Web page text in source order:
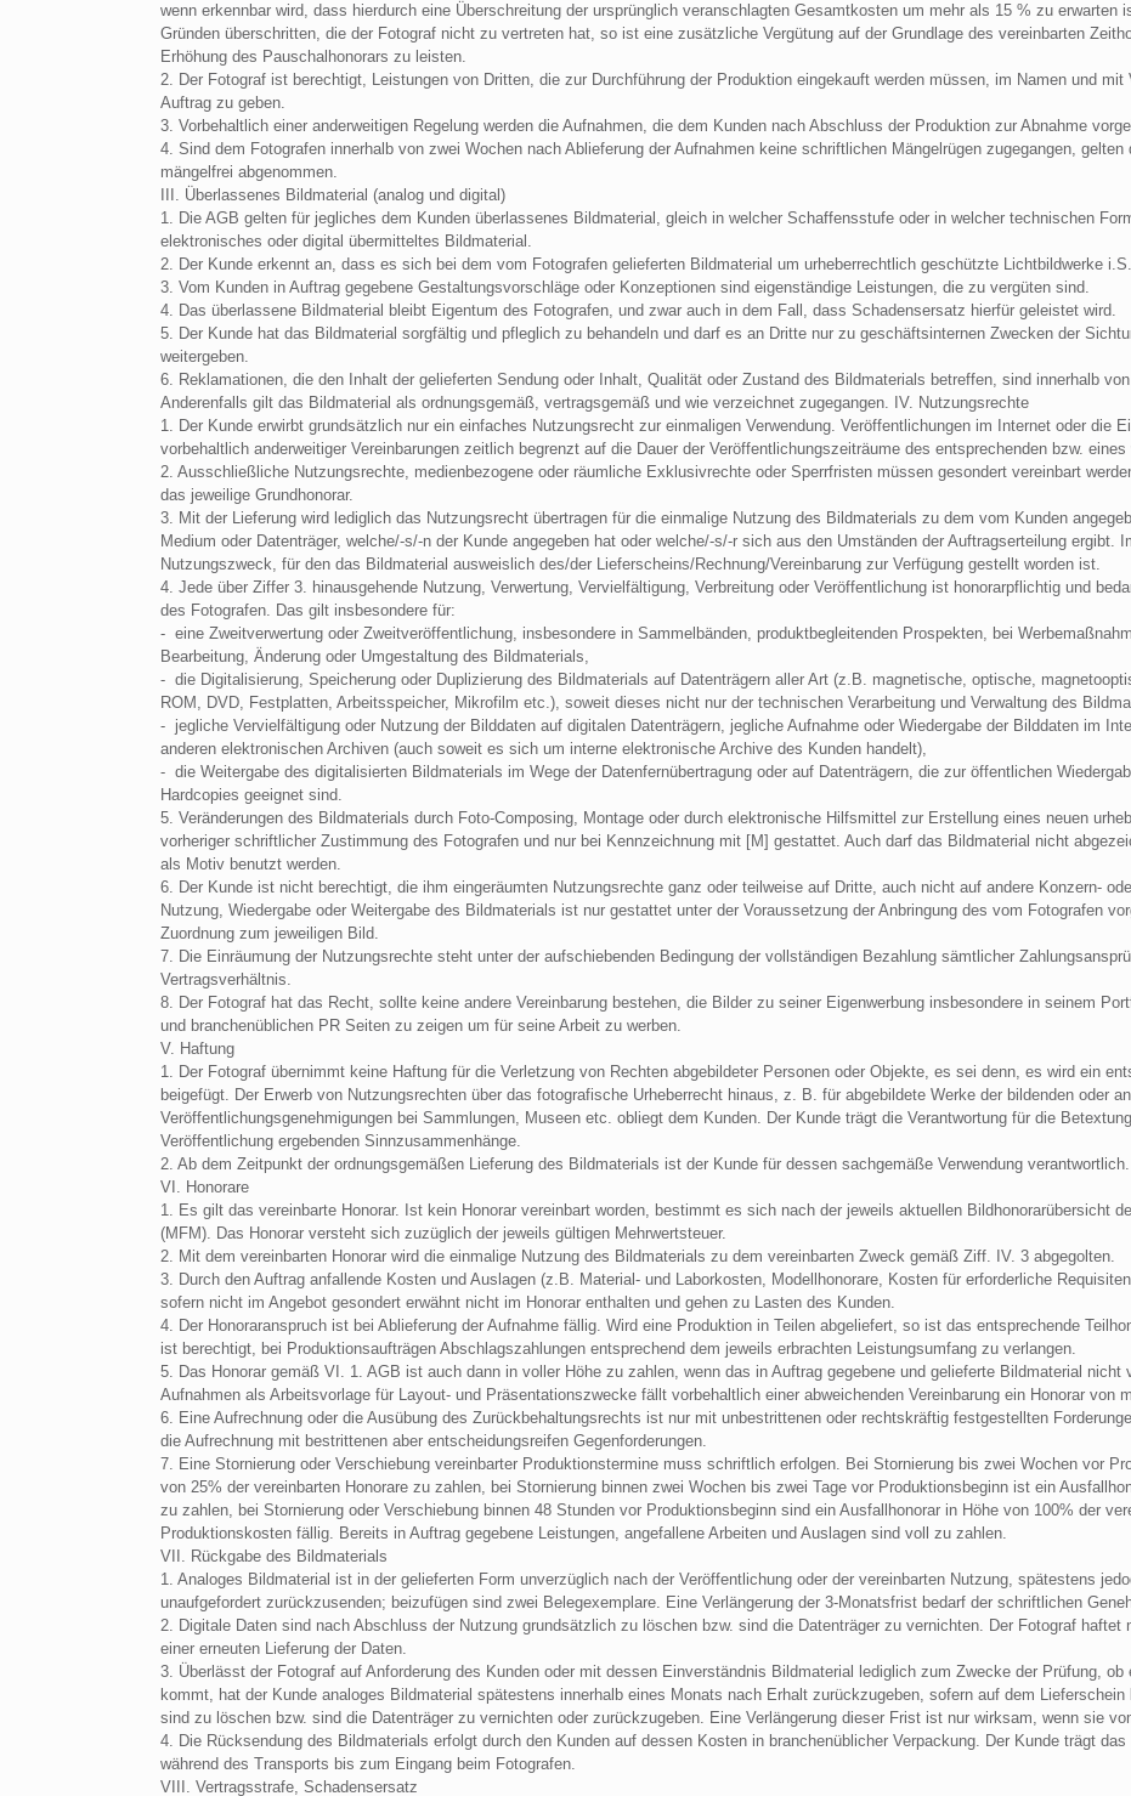
wenn erkennbar wird, dass hierdurch eine Überschreitung der ursprünglich veranschlagten Gesamtkosten um mehr als 15 % zu erwarten
Gründen überschritten, die der Fotograf nicht zu vertreten hat, so ist eine zusätzliche Vergütung auf der Grundlage des vereinbarten
Erhöhung des Pauschalhonorars zu leisten.
2. Der Fotograf ist berechtigt, Leistungen von Dritten, die zur Durchführung der Produktion eingekauft werden müssen, im Namen und
Auftrag zu geben.
3. Vorbehaltlich einer anderweitigen Regelung werden die Aufnahmen, die dem Kunden nach Abschluss der Produktion zur Abnahme
4. Sind dem Fotografen innerhalb von zwei Wochen nach Ablieferung der Aufnahmen keine schriftlichen Mängelrügen zugegangen,
mängelfrei abgenommen.
III. Überlassenes Bildmaterial (analog und digital)
1. Die AGB gelten für jegliches dem Kunden überlassenes Bildmaterial, gleich in welcher Schaffensstufe oder in welcher technischen
elektronisches oder digital übermitteltes Bildmaterial.
2. Der Kunde erkennt an, dass es sich bei dem vom Fotografen gelieferten Bildmaterial um urheberrechtlich geschützte Lichtbildwerke
3. Vom Kunden in Auftrag gegebene Gestaltungsvorschläge oder Konzeptionen sind eigenständige Leistungen, die zu vergüten sind.
4. Das überlassene Bildmaterial bleibt Eigentum des Fotografen, und zwar auch in dem Fall, dass Schadensersatz hierfür geleistet wird.
5. Der Kunde hat das Bildmaterial sorgfältig und pfleglich zu behandeln und darf es an Dritte nur zu geschäftsinternen Zwecken der
weitergeben.
6. Reklamationen, die den Inhalt der gelieferten Sendung oder Inhalt, Qualität oder Zustand des Bildmaterials betreffen, sind innerhalb
Anderenfalls gilt das Bildmaterial als ordnungsgemäß, vertragsgemäß und wie verzeichnet zugegangen. IV. Nutzungsrechte
1. Der Kunde erwirbt grundsätzlich nur ein einfaches Nutzungsrecht zur einmaligen Verwendung. Veröffentlichungen im Internet oder die
vorbehaltlich anderweitiger Vereinbarungen zeitlich begrenzt auf die Dauer der Veröffentlichungszeiträume des entsprechenden bzw.
2. Ausschließliche Nutzungsrechte, medienbezogene oder räumliche Exklusivrechte oder Sperrfristen müssen gesondert vereinbart
das jeweilige Grundhonorar.
3. Mit der Lieferung wird lediglich das Nutzungsrecht übertragen für die einmalige Nutzung des Bildmaterials zu dem vom Kunden
Medium oder Datenträger, welche/-s/-n der Kunde angegeben hat oder welche/-s/-r sich aus den Umständen der Auftragserteilung ergibt.
Nutzungszweck, für den das Bildmaterial ausweislich des/der Lieferscheins/Rechnung/Vereinbarung zur Verfügung gestellt worden ist.
4. Jede über Ziffer 3. hinausgehende Nutzung, Verwertung, Vervielfältigung, Verbreitung oder Veröffentlichung ist honorarpflichtig und
des Fotografen. Das gilt insbesondere für:
- eine Zweitverwertung oder Zweitveröffentlichung, insbesondere in Sammelbänden, produktbegleitenden Prospekten, bei
Bearbeitung, Änderung oder Umgestaltung des Bildmaterials,
- die Digitalisierung, Speicherung oder Duplizierung des Bildmaterials auf Datenträgern aller Art (z.B. magnetische, optische,
ROM, DVD, Festplatten, Arbeitsspeicher, Mikrofilm etc.), soweit dieses nicht nur der technischen Verarbeitung und Verwaltung des
- jegliche Vervielfältigung oder Nutzung der Bilddaten auf digitalen Datenträgern, jegliche Aufnahme oder Wiedergabe der Bilddaten im
anderen elektronischen Archiven (auch soweit es sich um interne elektronische Archive des Kunden handelt),
- die Weitergabe des digitalisierten Bildmaterials im Wege der Datenfernübertragung oder auf Datenträgern, die zur öffentlichen
Hardcopies geeignet sind.
5. Veränderungen des Bildmaterials durch Foto-Composing, Montage oder durch elektronische Hilfsmittel zur Erstellung eines neuen
vorheriger schriftlicher Zustimmung des Fotografen und nur bei Kennzeichnung mit [M] gestattet. Auch darf das Bildmaterial nicht
als Motiv benutzt werden.
6. Der Kunde ist nicht berechtigt, die ihm eingeräumten Nutzungsrechte ganz oder teilweise auf Dritte, auch nicht auf andere Konzern-
Nutzung, Wiedergabe oder Weitergabe des Bildmaterials ist nur gestattet unter der Voraussetzung der Anbringung des vom Fotografen
Zuordnung zum jeweiligen Bild.
7. Die Einräumung der Nutzungsrechte steht unter der aufschiebenden Bedingung der vollständigen Bezahlung sämtlicher
Vertragsverhältnis.
8. Der Fotograf hat das Recht, sollte keine andere Vereinbarung bestehen, die Bilder zu seiner Eigenwerbung insbesondere in seinem
und branchenüblichen PR Seiten zu zeigen um für seine Arbeit zu werben.
V. Haftung
1. Der Fotograf übernimmt keine Haftung für die Verletzung von Rechten abgebildeter Personen oder Objekte, es sei denn, es wird ein
beigefügt. Der Erwerb von Nutzungsrechten über das fotografische Urheberrecht hinaus, z. B. für abgebildete Werke der bildenden oder
Veröffentlichungsgenehmigungen bei Sammlungen, Museen etc. obliegt dem Kunden. Der Kunde trägt die Verantwortung für die
Veröffentlichung ergebenden Sinnzusammenhänge.
2. Ab dem Zeitpunkt der ordnungsgemäßen Lieferung des Bildmaterials ist der Kunde für dessen sachgemäße Verwendung verantwortlich.
VI. Honorare
1. Es gilt das vereinbarte Honorar. Ist kein Honorar vereinbart worden, bestimmt es sich nach der jeweils aktuellen Bildhonorarübersicht
(MFM). Das Honorar versteht sich zuzüglich der jeweils gültigen Mehrwertsteuer.
2. Mit dem vereinbarten Honorar wird die einmalige Nutzung des Bildmaterials zu dem vereinbarten Zweck gemäß Ziff. IV. 3 abgegolten.
3. Durch den Auftrag anfallende Kosten und Auslagen (z.B. Material- und Laborkosten, Modellhonorare, Kosten für erforderliche
sofern nicht im Angebot gesondert erwähnt nicht im Honorar enthalten und gehen zu Lasten des Kunden.
4. Der Honoraranspruch ist bei Ablieferung der Aufnahme fällig. Wird eine Produktion in Teilen abgeliefert, so ist das entsprechende
ist berechtigt, bei Produktionsaufträgen Abschlagszahlungen entsprechend dem jeweils erbrachten Leistungsumfang zu verlangen.
5. Das Honorar gemäß VI. 1. AGB ist auch dann in voller Höhe zu zahlen, wenn das in Auftrag gegebene und gelieferte Bildmaterial nicht
Aufnahmen als Arbeitsvorlage für Layout- und Präsentationszwecke fällt vorbehaltlich einer abweichenden Vereinbarung ein Honorar von
6. Eine Aufrechnung oder die Ausübung des Zurückbehaltungsrechts ist nur mit unbestrittenen oder rechtskräftig festgestellten
die Aufrechnung mit bestrittenen aber entscheidungsreifen Gegenforderungen.
7. Eine Stornierung oder Verschiebung vereinbarter Produktionstermine muss schriftlich erfolgen. Bei Stornierung bis zwei Wochen vor
von 25% der vereinbarten Honorare zu zahlen, bei Stornierung binnen zwei Wochen bis zwei Tage vor Produktionsbeginn ist ein
zu zahlen, bei Stornierung oder Verschiebung binnen 48 Stunden vor Produktionsbeginn sind ein Ausfallhonorar in Höhe von 100% der
Produktionskosten fällig. Bereits in Auftrag gegebene Leistungen, angefallene Arbeiten und Auslagen sind voll zu zahlen.
VII. Rückgabe des Bildmaterials
1. Analoges Bildmaterial ist in der gelieferten Form unverzüglich nach der Veröffentlichung oder der vereinbarten Nutzung, spätestens
unaufgefordert zurückzusenden; beizufügen sind zwei Belegexemplare. Eine Verlängerung der 3-Monatsfrist bedarf der schriftlichen
2. Digitale Daten sind nach Abschluss der Nutzung grundsätzlich zu löschen bzw. sind die Datenträger zu vernichten. Der Fotograf
einer erneuten Lieferung der Daten.
3. Überlässt der Fotograf auf Anforderung des Kunden oder mit dessen Einverständnis Bildmaterial lediglich zum Zwecke der Prüfung,
kommt, hat der Kunde analoges Bildmaterial spätestens innerhalb eines Monats nach Erhalt zurückzugeben, sofern auf dem
sind zu löschen bzw. sind die Datenträger zu vernichten oder zurückzugeben. Eine Verlängerung dieser Frist ist nur wirksam, wenn sie
4. Die Rücksendung des Bildmaterials erfolgt durch den Kunden auf dessen Kosten in branchenüblicher Verpackung. Der Kunde trägt
während des Transports bis zum Eingang beim Fotografen.
VIII. Vertragsstrafe, Schadensersatz